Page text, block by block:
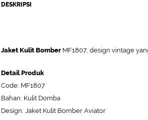
DESKRIPSI
Jaket Kulit Bomber MF1807, design vintage
Detail Produk
Code: MF1807
Bahan: Kulit Domba
Design: Jaket Kulit Bomber Aviator